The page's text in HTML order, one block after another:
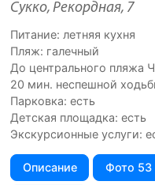
Сукко, Рекордная, 7
Питание: летняя кухня
Пляж: галечный
До центрального пляжа
20 мин. неспешной
Парковка: есть
Детская площадка: есть
Экскурсионные услуги:
Описание Фото 53